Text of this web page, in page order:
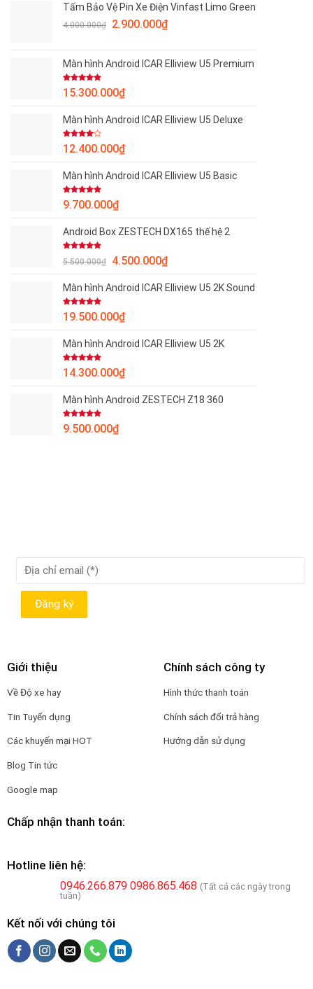
Tấm Bảo Vệ Pin Xe Điện Vinfast Limo Green
4.000.000₫
Giá
4.000.000₫.
2.900.000₫Giá
là:
Màn hình Android ICAR Elliview U5 Premium
Được xếp
hạng5.00
15.300.000₫
Màn hình Android ICAR Elliview U5 Deluxe
Được
xếp
sao
12.400.000₫
Màn hình Android ICAR Elliview U5 Basic
Được xếp
hạng5.00
9.700.000₫
Android Box ZESTECH DX165 thế hệ 2
Được xếp
hạng5.00
5.500.000₫
Giá
là:
4.500.000₫Giá
tại
Màn hình Android ICAR Elliview U5 2K Sound
Được xếp
hạng5.00
19.500.000₫
Màn hình Android ICAR Elliview U5 2K
Được xếp
hạng5.00
14.300.000₫
Màn hình Android ZESTECH Z18 360
Được xếp
hạng5.00
9.500.000₫
Giới thiệu
Về Độ xe hay
Tin Tuyển dụng
Các khuyến mại HOT
Blog Tin tức
Google map
Chính sách công ty
Hình thức thanh toán
Chính sách đổi trả hàng
Hướng dẫn sử dụng
Chấp nhận thanh toán:
Hotline liên hệ:
0946.266.879 0986.865.468 (Tất cả các ngày trong
tuần)
Kết nối với chúng tôi